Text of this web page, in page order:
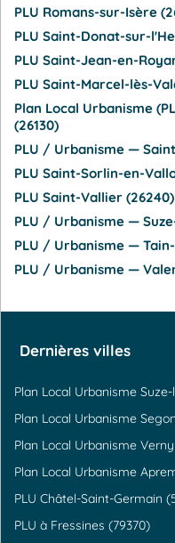
PLU Romans-sur-Isère
PLU Saint-Donat-sur-
PLU Saint-Jean-en-
PLU Saint-Marcel-lès-
Plan Local Urbanisme
(26130)
PLU / Urbanisme —
PLU Saint-Sorlin-en-
PLU Saint-Vallier (26240)
PLU / Urbanisme —
PLU / Urbanisme —
PLU / Urbanisme —
Dernières villes
Plan Local Urbanisme
Plan Local Urbanisme
Plan Local Urbanisme
Plan Local Urbanisme
PLU Châtel-Saint-Germain
PLU à Fressines (79370)